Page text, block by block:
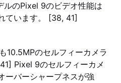
ルのPixel 9のビデオ性能は
ています。 [38, 41]
10.5MPのセルフィーカメラ
Pixel 9のセルフィーカメ
ーバーシャープネスが強